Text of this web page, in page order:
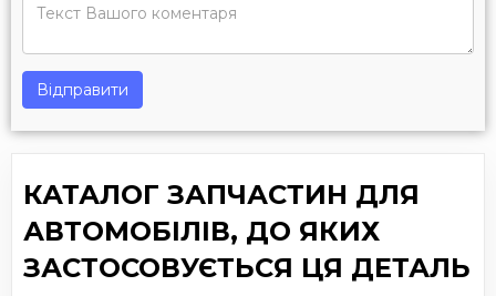
Відправити
КАТАЛОГ ЗАПЧАСТИН ДЛЯ
АВТОМОБІЛІВ, ДО ЯКИХ
ЗАСТОСОВУЄТЬСЯ ЦЯ ДЕТАЛЬ